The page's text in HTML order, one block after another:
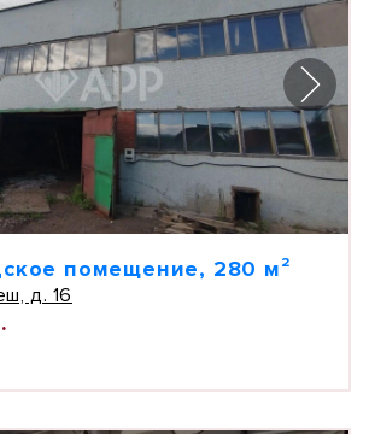
помещение, 280 м²
д. 16